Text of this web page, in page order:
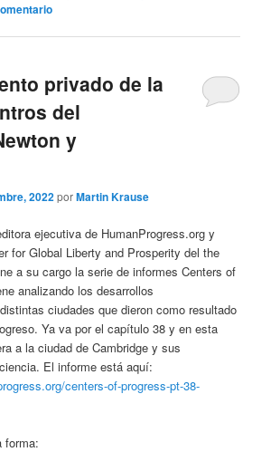
privado de la
del
y
2022porMartin Krause
ejecutiva de HumanProgress.org y
for Global Liberty and Prosperity del the
a su cargo la serie de informes Centers of
analizando los desarrollos
ciudades que dieron como resultado
Ya va por el capítulo 38 y en esta
a la ciudad de Cambridge y sus
El informe está aquí:
centers-of-progress-pt-38-
forma: